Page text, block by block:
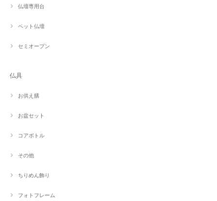
仏壇専用台
ペット仏壇
セミオープン
仏具
お供え膳
お盆セット
コアボトル
その他
ちりめん飾り
フォトフレーム